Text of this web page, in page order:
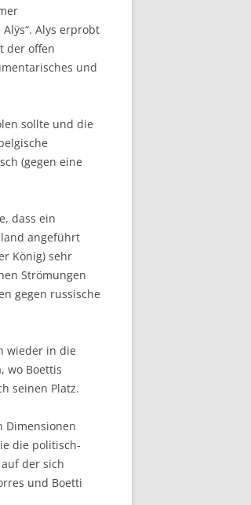
Alys erprobt
der offen
und
sollte und die
(gegen eine
dass ein
angeführt
König) sehr
Strömungen
gegen russische
wieder in die
wo Boettis
seinen Platz.
Dimensionen
die politisch-
der sich
und Boetti